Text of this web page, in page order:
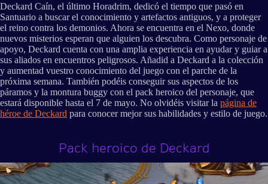
Deckard Caín, el último Horadrim, dedicó el tiempo que pasó en
Santuario a buscar el conocimiento y artefactos antiguos, y a proteger
el reino contra los demonios. Ahora se encuentra en el Nexo, donde
nuevos misterios esperan que alguien los descubra. Como personaje de
apoyo, Deckard cuenta con una amplia experiencia en ayudar y guiar a
sus aliados en encuentros peligrosos. Añadid a Deckard a la colección
y aumentad vuestro conocimiento del juego con el parche de la
próxima semana. También podéis conseguir sus aspectos de los
páramos y la montura buggy con el pack heroico del personaje, que
estará disponible hasta el 7 de mayo. No olvidéis visitar la página de
héroe de Deckard para conocer mejor sus habilidades y estilo de juego.
Pack heroico de Deckard